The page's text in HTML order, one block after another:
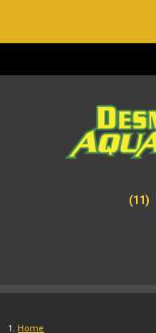
(11)
Home